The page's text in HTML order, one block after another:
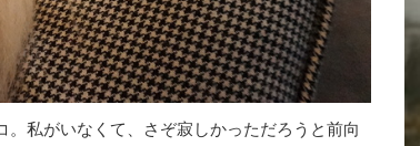
私がいなくて、さぞ寂しかっただろうと前向